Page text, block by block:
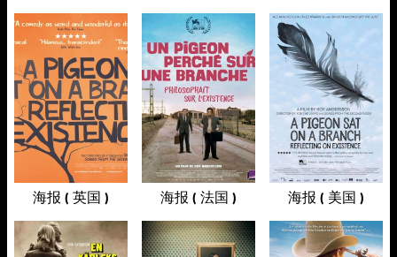
海报 ( 英国 ) 海报 ( 法国 ) 海报 ( 美国 )